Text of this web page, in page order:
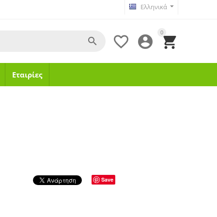
Ελληνικά
0




Εταιρίες
Save